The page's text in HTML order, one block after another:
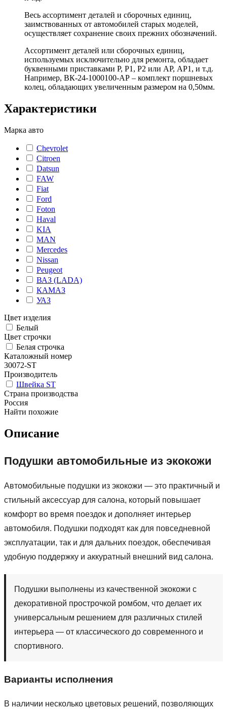
Весь ассортимент деталей и сборочных единиц,
заимствованных от автомобилей старых моделей,
осуществляет сохранение своих прежних обозначений.
Ассортимент деталей или сборочных единиц,
используемых исключительно для ремонта, обладает
буквенными приставками Р, Р1, Р2 или АР, АР1, и т.д.
Например, ВК-24-1000100-АР – комплект поршневых
колец, обладающих увеличенным размером на 0,50мм.
Характеристики
Марка авто
Chevrolet
Citroen
Datsun
FAW
Fiat
Ford
Foton
Haval
KIA
MAN
Mercedes
Nissan
Peugeot
ВАЗ (LADA)
КАМАЗ
УАЗ
Цвет изделия
Белый
Цвет строчки
Белая строчка
Каталожный номер
30072-ST
Производитель
Швейка ST
Страна производства
Россия
Найти похожие
Описание
Подушки автомобильные из экокожи
Автомобильные подушки из экокожи — это практичный и
стильный аксессуар для салона, который повышает
комфорт во время поездок и дополняет интерьер
автомобиля. Подушки подходят как для повседневной
эксплуатации, так и для дальних поездок, обеспечивая
удобную поддержку и аккуратный внешний вид салона.
Подушки выполнены из качественной экокожи с
декоративной прострочкой ромбом, что делает их
универсальным решением для различных стилей
интерьера — от классического до современного и
спортивного.
Варианты исполнения
В наличии несколько цветовых решений, позволяющих